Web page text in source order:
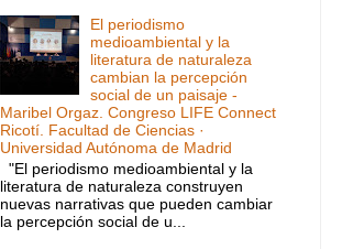
El periodismo
medioambiental y la
literatura de naturaleza
cambian la percepción
social de un paisaje -
Maribel Orgaz. Congreso LIFE Connect
Ricotí. Facultad de Ciencias ·
Universidad Autónoma de Madrid
"El periodismo medioambiental y la
literatura de naturaleza construyen
nuevas narrativas que pueden cambiar
la percepción social de u...